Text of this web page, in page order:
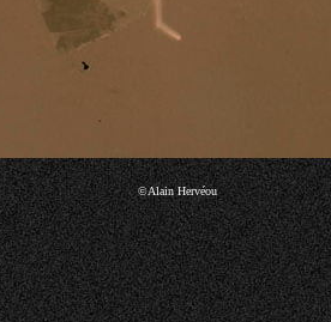
©Alain Hervéou